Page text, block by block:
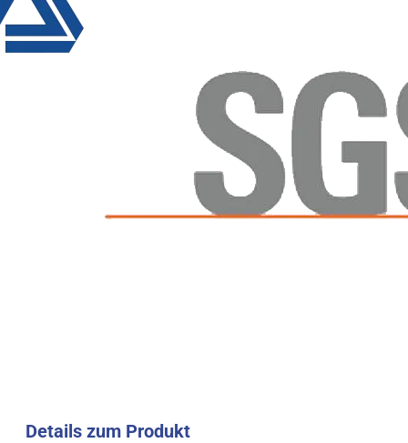
Details zum Produkt